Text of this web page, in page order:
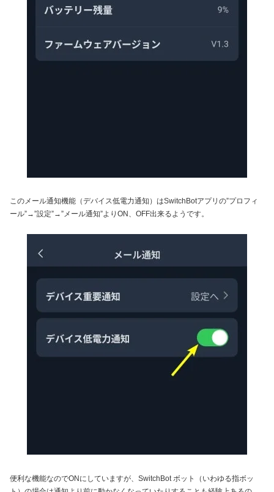
このメール通知機能（デバイス低電力通知）はSwitchBotアプリの”プロフィ
ール”→”設定”→”メール通知”よりON、OFF出来るようです。
便利な機能なのでONにしていますが、SwitchBot ボット（いわゆる指ボッ